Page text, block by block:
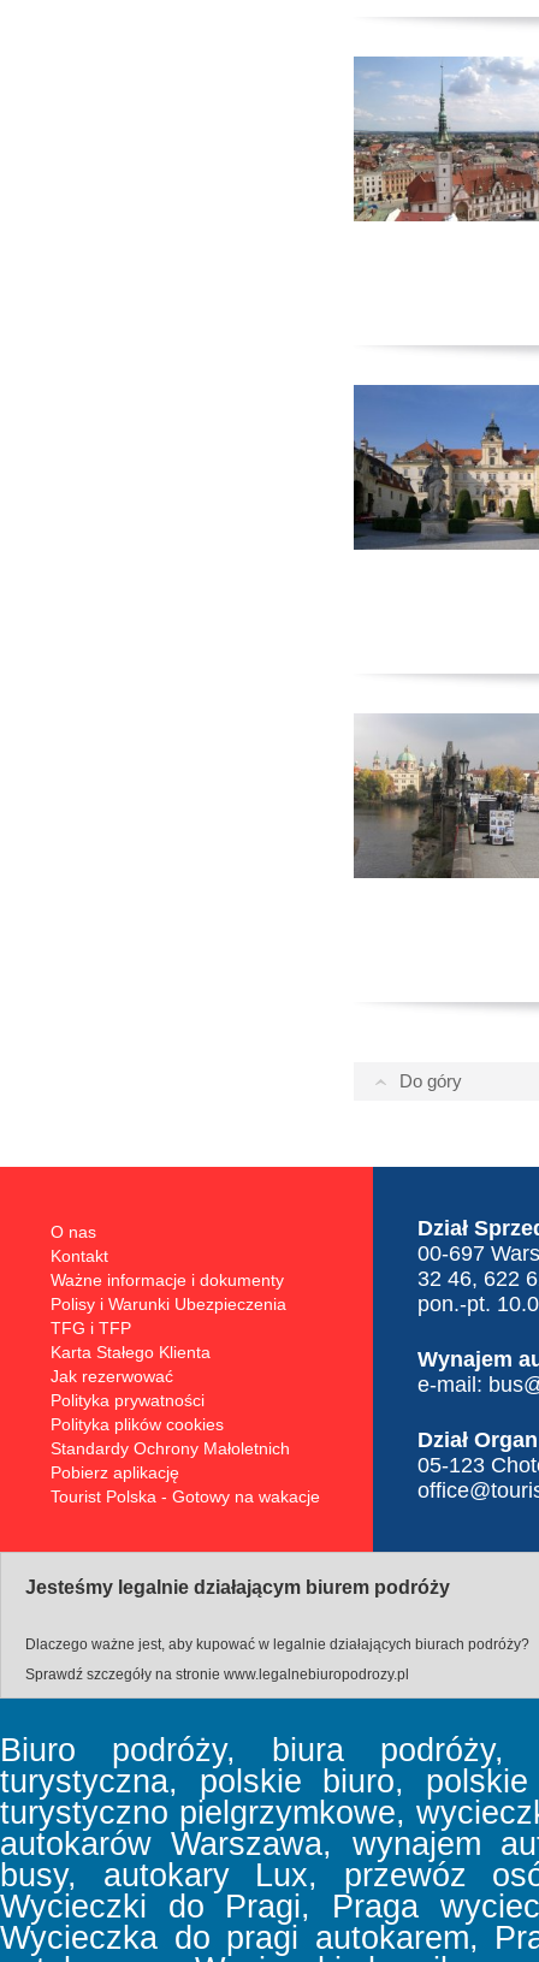
Do góry
O nas
Kontakt
Ważne informacje i dokumenty
Polisy i Warunki Ubezpieczenia
TFG i TFP
Karta Stałego Klienta
Jak rezerwować
Polityka prywatności
Polityka plików cookies
Standardy Ochrony Małoletnich
Pobierz aplikację
Tourist Polska - Gotowy na wakacje
Dział
00-697
32 46, 622
pon.-pt.
Wynajem
e-mail:
Dział
05-123
Jesteśmy legalnie działającym biurem podróży
Dlaczego ważne jest, aby kupować w legalnie działających biurach podróży?
Sprawdź szczegóły na stronie www.legalnebiuropodrozy.pl
Biuro podróży, biura podróży,
turystyczna, polskie biuro,
turystyczno pielgrzymkowe,
autokarów Warszawa, wynajem
busy, autokary Lux, przewóz
Wycieczki do Pragi, Praga
Wycieczka do pragi autokarem,